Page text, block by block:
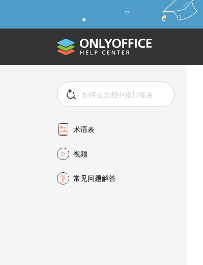
术语表
视频
常见问题解答